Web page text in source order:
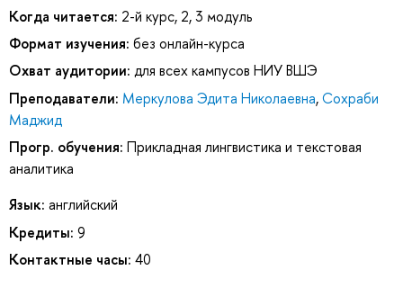
Когда читается: 2-й курс, 2, 3 модуль
Формат изучения: без онлайн-курса
Охват аудитории: для всех кампусов НИУ ВШЭ
Преподаватели: Меркулова Эдита Николаевна,Сохраби
Маджид
Прогр. обучения: Прикладная лингвистика и текстовая
аналитика
Язык: английский
Кредиты: 9
Контактные часы: 40